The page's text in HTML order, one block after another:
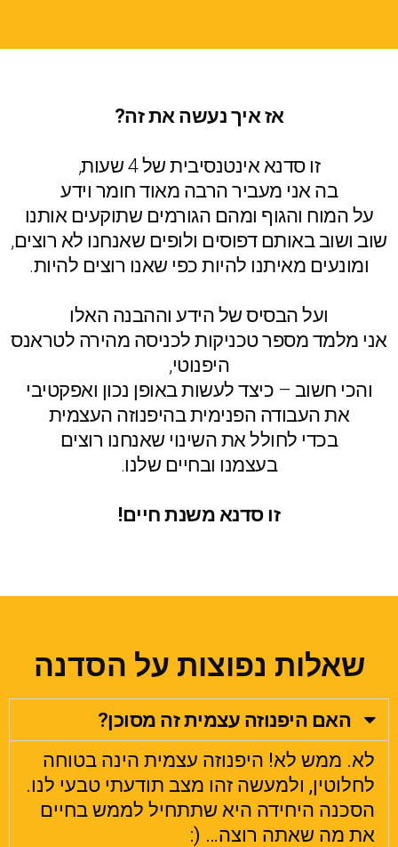
אז איך נעשה את זה?
זו סדנא אינטנסיבית של 4 שעות,
בה אני מעביר הרבה מאוד חומר וידע
על המוח והגוף ומהם הגורמים שתוקעים אותנו
שוב ושוב באותם דפוסים ולופים שאנחנו לא רוצים,
ומונעים מאיתנו להיות כפי שאנו רוצים להיות.
ועל הבסיס של הידע וההבנה האלו
אני מלמד מספר טכניקות לכניסה מהירה לטראנס
היפנוטי,
והכי חשוב – כיצד לעשות באופן נכון ואפקטיבי
את העבודה הפנימית בהיפנוזה העצמית
בכדי לחולל את השינוי שאנחנו רוצים
בעצמנו ובחיים שלנו.
זו סדנא משנת חיים!
שאלות נפוצות על הסדנה
האם היפנוזה עצמית זה מסוכן?
לא. ממש לא! היפנוזה עצמית הינה בטוחה
לחלוטין, ולמעשה זהו מצב תודעתי טבעי לנו.
הסכנה היחידה היא שתתחיל לממש בחיים
את מה שאתה רוצה… (: